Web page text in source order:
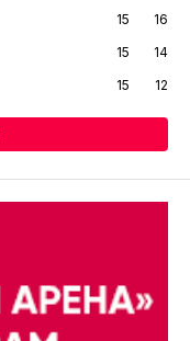
15
16
15
14
15 12